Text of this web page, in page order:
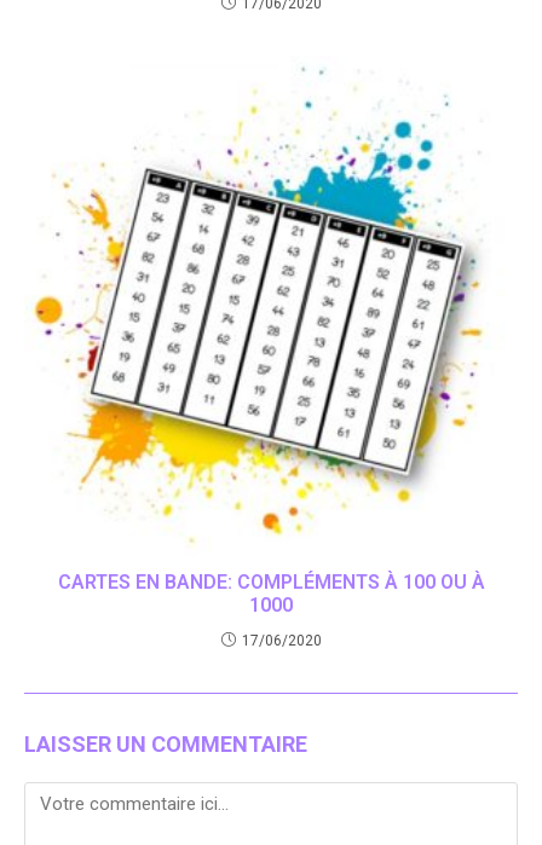
17/06/2020
CARTES EN BANDE: COMPLÉMENTS À 100 OU À
1000
17/06/2020
LAISSER UN COMMENTAIRE
Comment